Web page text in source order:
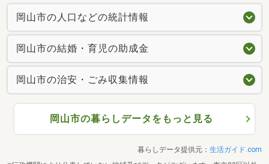
岡山市の人口などの統計情報
岡山市の結婚・育児の助成金
岡山市の治安・ごみ収集情報
岡山市の暮らしデータをもっと見る
暮らしデータ提供元： 生活ガイド.com